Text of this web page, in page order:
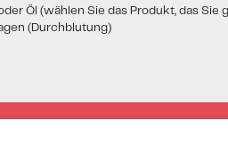
Öl (wählen Sie das Produkt, das
(Durchblutung)